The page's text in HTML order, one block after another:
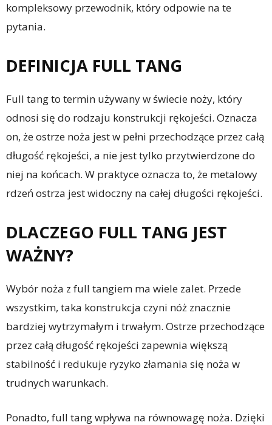
kompleksowy przewodnik, który odpowie na te
pytania.
DEFINICJA FULL TANG
Full tang to termin używany w świecie noży, który
odnosi się do rodzaju konstrukcji rękojeści. Oznacza
on, że ostrze noża jest w pełni przechodzące przez całą
długość rękojeści, a nie jest tylko przytwierdzone do
niej na końcach. W praktyce oznacza to, że metalowy
rdzeń ostrza jest widoczny na całej długości rękojeści.
DLACZEGO FULL TANG JEST
WAŻNY?
Wybór noża z full tangiem ma wiele zalet. Przede
wszystkim, taka konstrukcja czyni nóż znacznie
bardziej wytrzymałym i trwałym. Ostrze przechodzące
przez całą długość rękojeści zapewnia większą
stabilność i redukuje ryzyko złamania się noża w
trudnych warunkach.
Ponadto, full tang wpływa na równowagę noża. Dzięki